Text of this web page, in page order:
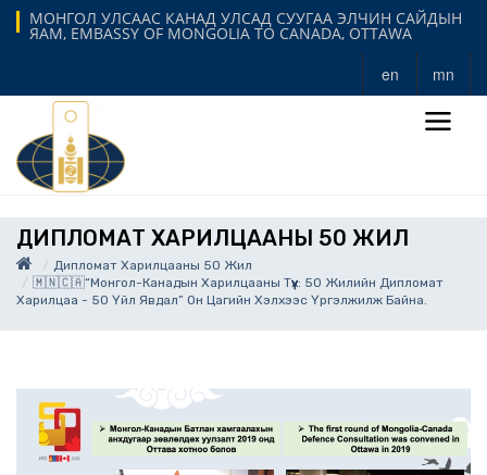
МОНГОЛ УЛСААС КАНАД УЛСАД СУУГАА ЭЛЧИН САЙДЫН
ЯАМ, EMBASSY OF MONGOLIA TO CANADA, OTTAWA
en mn
ДИПЛОМАТ ХАРИЛЦААНЫ 50 ЖИЛ
Дипломат Харилцааны 50 Жил
🇲🇳🇨🇦“Монгол-Канадын Харилцааны Түүх: 50 Жилийн Дипломат
Харилцаа - 50 Үйл Явдал” Он Цагийн Хэлхээс Үргэлжилж Байна.